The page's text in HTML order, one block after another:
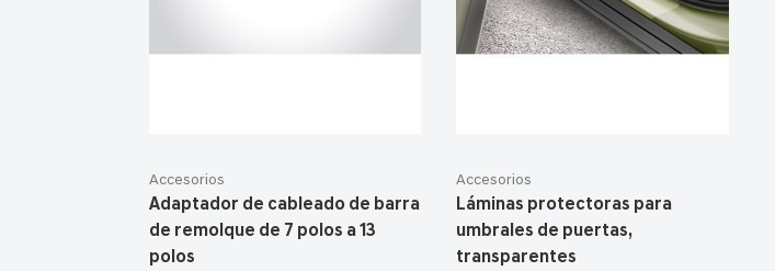
Accesorios
Adaptador de cableado de barra
de remolque de 7 polos a 13
polos
Accesorios
Láminas protectoras para
umbrales de puertas,
transparentes